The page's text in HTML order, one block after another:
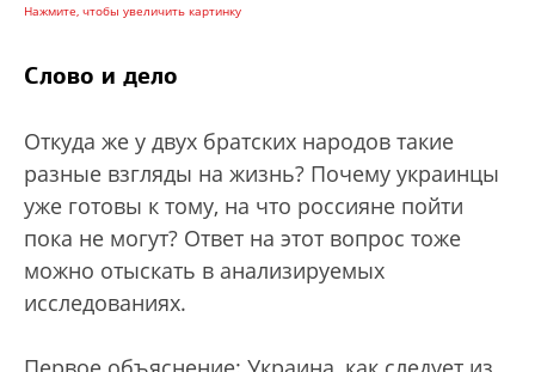
Нажмите, чтобы увеличить картинку
Слово и дело
Откуда же у двух братских народов такие
разные взгляды на жизнь? Почему украинцы
уже готовы к тому, на что россияне пойти
пока не могут? Ответ на этот вопрос тоже
можно отыскать в анализируемых
исследованиях.